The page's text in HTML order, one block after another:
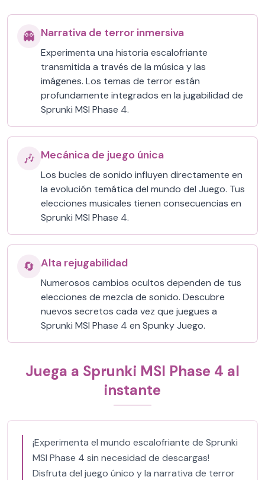
👻 Narrativa de terror inmersiva
Experimenta una historia escalofriante
transmitida a través de la música y las
imágenes. Los temas de terror están
profundamente integrados en la jugabilidad de
Sprunki MSI Phase 4.
🎶 Mecánica de juego única
Los bucles de sonido influyen directamente en
la evolución temática del mundo del Juego. Tus
elecciones musicales tienen consecuencias en
Sprunki MSI Phase 4.
🔄 Alta rejugabilidad
Numerosos cambios ocultos dependen de tus
elecciones de mezcla de sonido. Descubre
nuevos secretos cada vez que juegues a
Sprunki MSI Phase 4 en Spunky Juego.
Juega a Sprunki MSI Phase 4 al
instante
¡Experimenta el mundo escalofriante de Sprunki
MSI Phase 4 sin necesidad de descargas!
Disfruta del juego único y la narrativa de terror